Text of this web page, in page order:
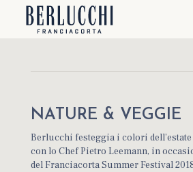
NATURE & VEGGIE
Berlucchi festeggia i colori
con lo Chef Pietro Leemann, in
del Franciacorta Summer Festival